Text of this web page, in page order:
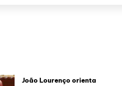
João Lourenço orienta